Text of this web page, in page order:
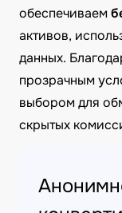
обеспечиваем
активов,
данных.
прозрачным
выбором для
скрытых